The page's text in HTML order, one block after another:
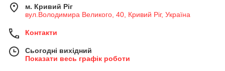
м. Кривий Ріг
вул.Володимира Великого, 40, Кривий Ріг, Україна
Контакти
Сьогодні вихідний
Показати весь графік роботи